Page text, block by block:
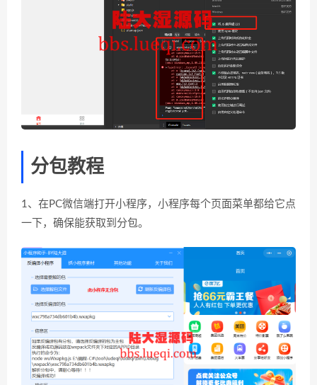
分包教程
1、在PC微信端打开小程序，小程序每个页面菜单都给它点
一下，确保能获取到分包。